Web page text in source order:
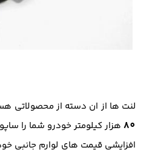
لنت ها از ان دسته از محصولاتی
80 هزار کیلومتر خودرو شما را
افزایشی قیمت های لوارم جانبی